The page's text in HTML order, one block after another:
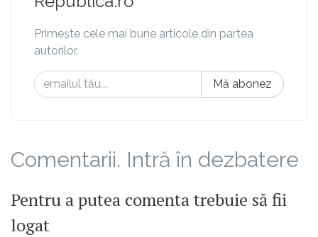
Primește cele mai bune articole din partea
autorilor.
Mă abonez
Comentarii. Intră în dezbatere
Pentru a putea comenta trebuie să fii
logat